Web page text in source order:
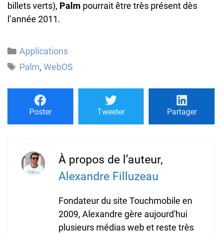
billets verts), Palm pourrait être très présent dès
l’année 2011.
Catégories
Applications
Étiquettes
Palm, WebOS
Poster Tweeter Partager
À propos de l’auteur,
Alexandre Filluzeau
Fondateur du site Touchmobile en
2009, Alexandre gère aujourd'hui
plusieurs médias web et reste très